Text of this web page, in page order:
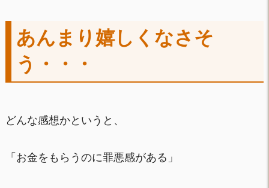
あんまり嬉しくなさそ
う・・・
どんな感想かというと、
「お金をもらうのに罪悪感がある」